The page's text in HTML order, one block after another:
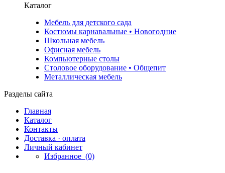
Каталог
Мебель для детского сада
Костюмы карнавальные • Новогодние
Школьная мебель
Офисная мебель
Компьютерные столы
Столовое оборудование • Общепит
Металлическая мебель
Разделы сайта
Главная
Каталог
Контакты
Доставка · оплата
Личный кабинет
Избранное (0)